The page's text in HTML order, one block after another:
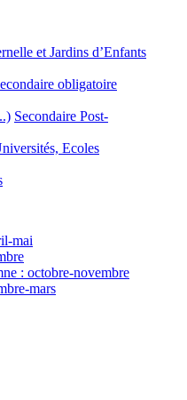
et Jardins d’Enfants
obligatoire
Secondaire Post-
Ecoles
mai
: octobre-novembre
mars